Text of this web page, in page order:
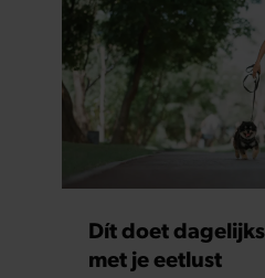
Dít doet
met je eetlust